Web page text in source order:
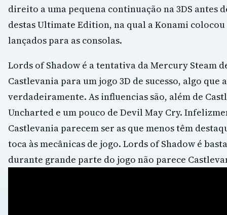
direito a uma pequena continuação na 3DS antes
destas Ultimate Edition, na qual a Konami colocou
lançados para as consolas.
Lords of Shadow é a tentativa da Mercury Steam
Castlevania para um jogo 3D de sucesso, algo que
verdadeiramente. As influencias são, além de
Uncharted e um pouco de Devil May Cry.
Castlevania parecem ser as que menos têm
toca às mecânicas de jogo. Lords of Shadow é
durante grande parte do jogo não parece